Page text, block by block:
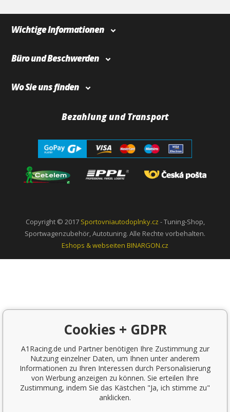
Wichtige Informationen
Büro und Beschwerden
Wo Sie uns finden
Bezahlung und Transport
Copyright © 2017 Sportovniautodoplnky.cz - Tuning-Shop,
Sportwagenzubehör, Autotuning. Alle Rechte vorbehalten.
Eshops & webseiten BINARGON.cz
Cookies + GDPR
A1Racing.de und Partner benötigen Ihre Zustimmung zur
Nutzung einzelner Daten, um Ihnen unter anderem
Informationen zu Ihren Interessen durch Personalisierung
von Werbung anzeigen zu können. Sie erteilen Ihre
Zustimmung, indem Sie das Kästchen "Ja, ich stimme zu"
anklicken.